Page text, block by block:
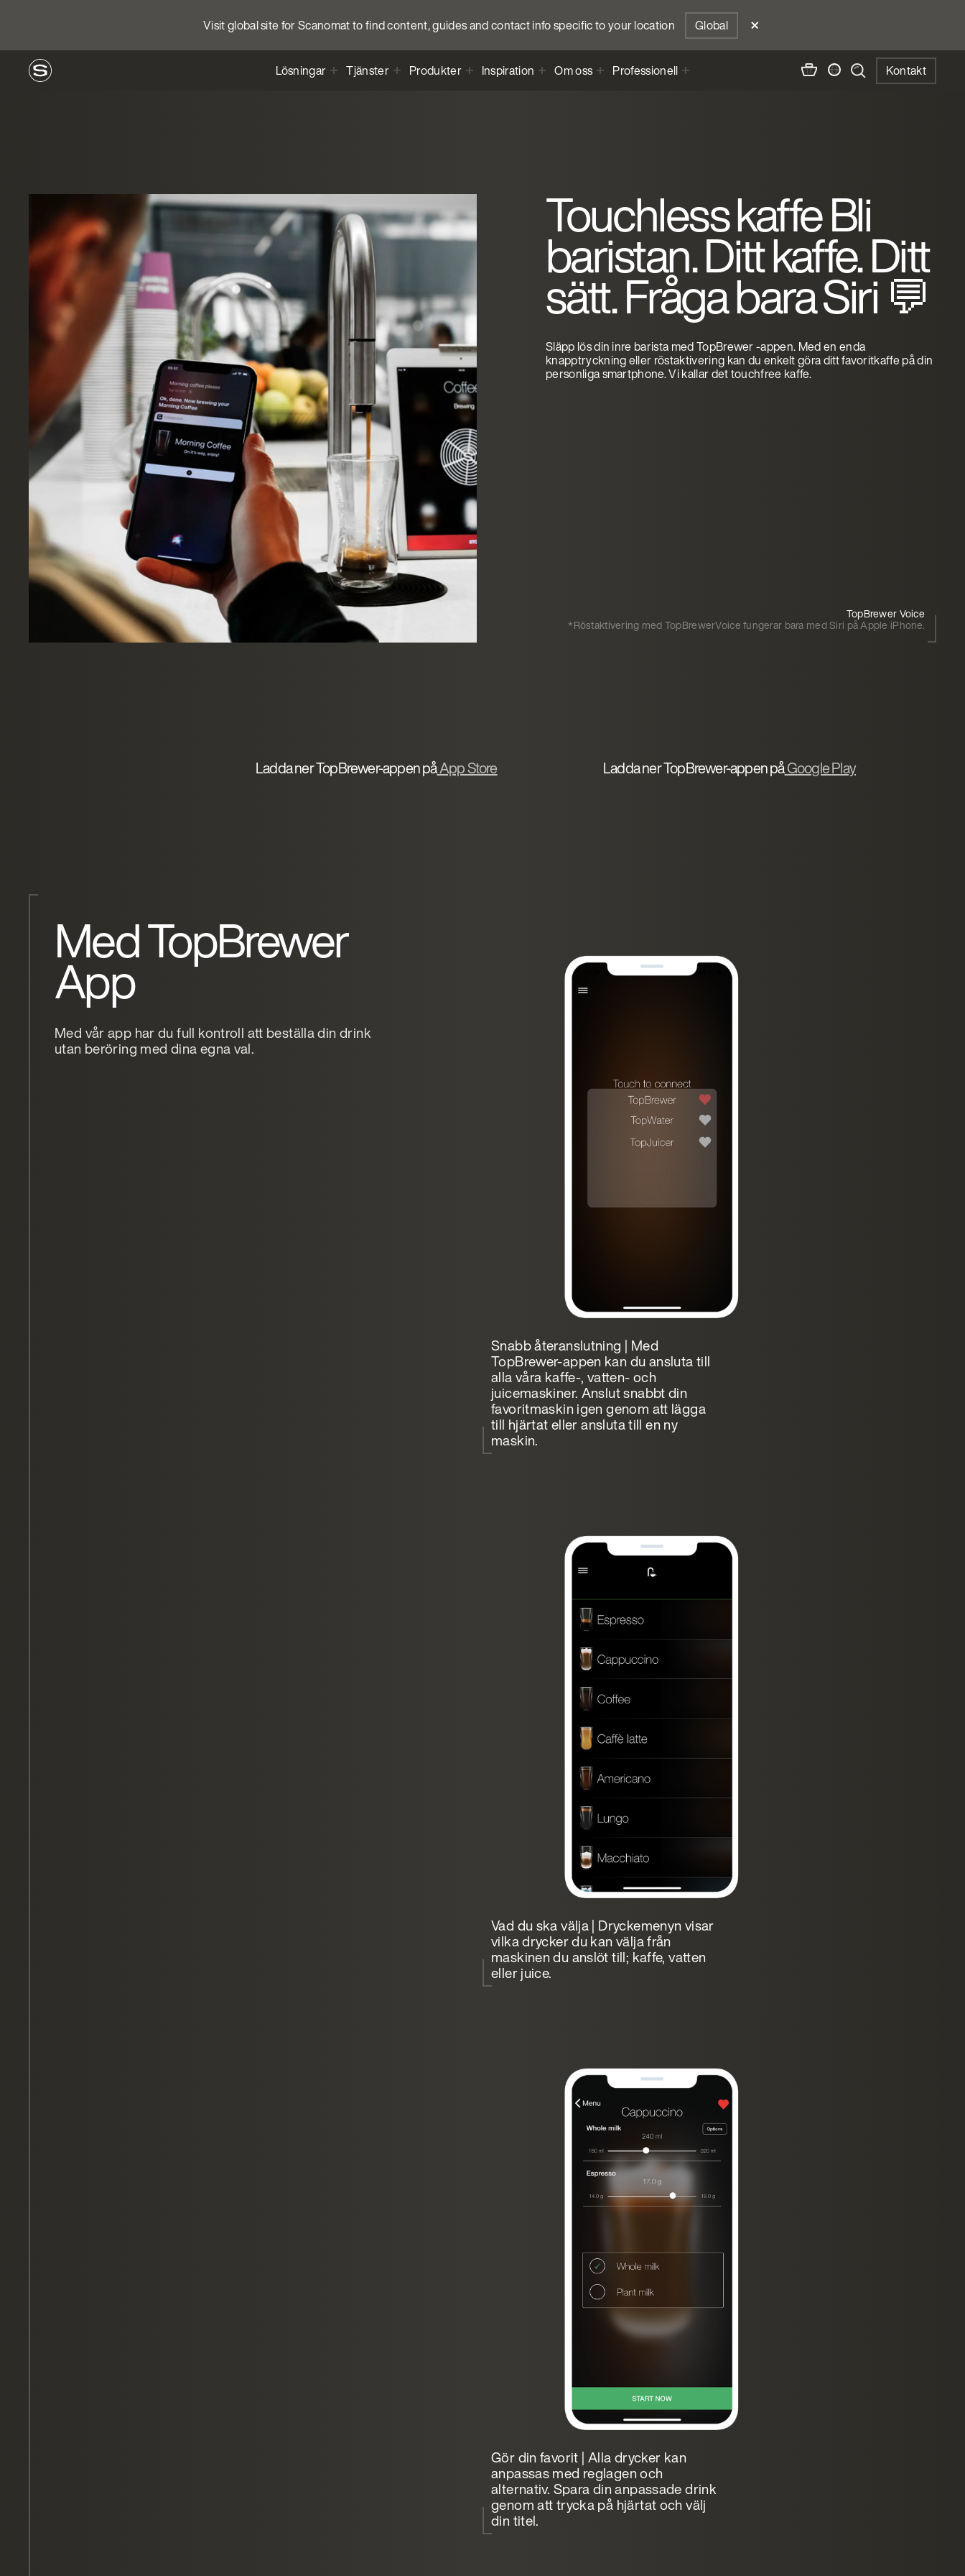
Visit global site for Scanomat to find content, guides and contact info specific to your location Global
Lösningar Tjänster Produkter Inspiration Om oss Professionell Kontakt
Touchless kaffe Bli
baristan. Ditt kaffe. Ditt
sätt. Fråga bara Siri 💬
Släpp lös din inre barista med TopBrewer -appen. Med en enda
knapptryckning eller röstaktivering kan du enkelt göra ditt favoritkaffe på din
personliga smartphone. Vi kallar det touchfree kaffe.
TopBrewer Voice
*Röstaktivering med TopBrewerVoice fungerar bara med Siri på Apple iPhone.
Ladda ner TopBrewer-appen påApp Store Ladda ner TopBrewer-appen påGoogle Play
Med TopBrewer
App
Med vår app har du full kontroll att beställa din drink
utan beröring med dina egna val.
Snabb återanslutning | Med
TopBrewer-appen kan du ansluta till
alla våra kaffe-, vatten- och
juicemaskiner. Anslut snabbt din
favoritmaskin igen genom att lägga
till hjärtat eller ansluta till en ny
maskin.
Vad du ska välja | Dryckemenyn visar
vilka drycker du kan välja från
maskinen du anslöt till; kaffe, vatten
eller juice.
Gör din favorit | Alla drycker kan
anpassas med reglagen och
alternativ. Spara din anpassade drink
genom att trycka på hjärtat och välj
din titel.